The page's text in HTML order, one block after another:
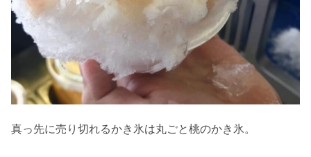
真っ先に売り切れるかき氷は丸ごと桃のかき氷。